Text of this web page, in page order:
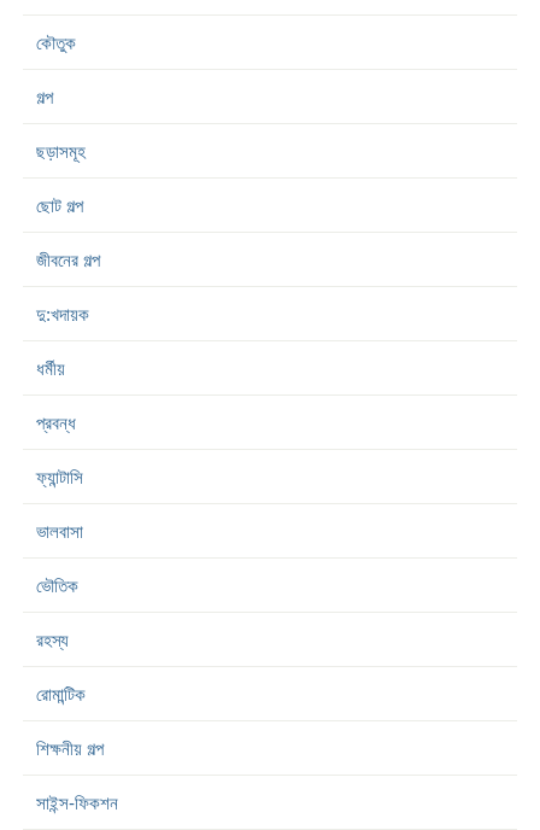
কৌতুক
গল্প
ছড়াসমূহ
ছোট গল্প
জীবনের গল্প
দু:খদায়ক
ধর্মীয়
প্রবন্ধ
ফ্যান্টাসি
ভালবাসা
ভৌতিক
রহস্য
রোমান্টিক
শিক্ষনীয় গল্প
সাইন্স-ফিকশন